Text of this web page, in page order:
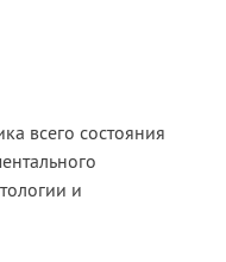
всего состояния
и